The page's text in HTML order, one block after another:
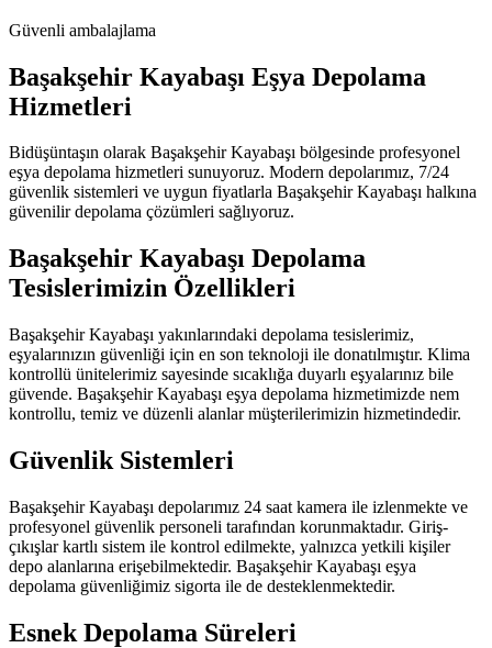
Güvenli ambalajlama
Başakşehir Kayabaşı Eşya Depolama
Hizmetleri
Bidüşüntaşın olarak Başakşehir Kayabaşı bölgesinde profesyonel
eşya depolama hizmetleri sunuyoruz. Modern depolarımız, 7/24
güvenlik sistemleri ve uygun fiyatlarla Başakşehir Kayabaşı halkına
güvenilir depolama çözümleri sağlıyoruz.
Başakşehir Kayabaşı Depolama
Tesislerimizin Özellikleri
Başakşehir Kayabaşı yakınlarındaki depolama tesislerimiz,
eşyalarınızın güvenliği için en son teknoloji ile donatılmıştır. Klima
kontrollü ünitelerimiz sayesinde sıcaklığa duyarlı eşyalarınız bile
güvende. Başakşehir Kayabaşı eşya depolama hizmetimizde nem
kontrollu, temiz ve düzenli alanlar müşterilerimizin hizmetindedir.
Güvenlik Sistemleri
Başakşehir Kayabaşı depolarımız 24 saat kamera ile izlenmekte ve
profesyonel güvenlik personeli tarafından korunmaktadır. Giriş-
çıkışlar kartlı sistem ile kontrol edilmekte, yalnızca yetkili kişiler
depo alanlarına erişebilmektedir. Başakşehir Kayabaşı eşya
depolama güvenliğimiz sigorta ile de desteklenmektedir.
Esnek Depolama Süreleri